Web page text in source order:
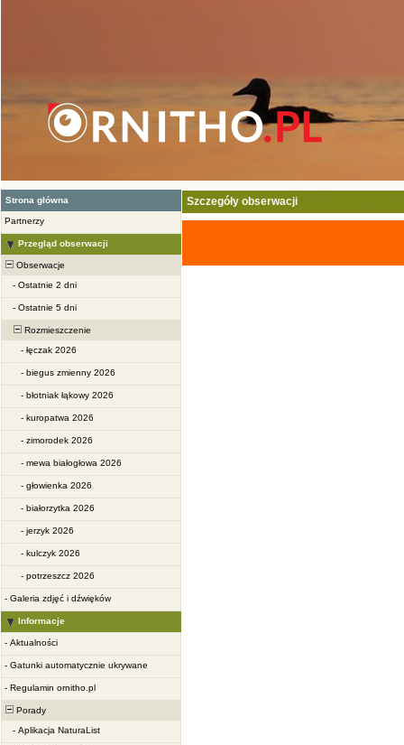
Strona główna
Partnerzy
Przegląd obserwacji
Obserwacje
- Ostatnie 2 dni
- Ostatnie 5 dni
Rozmieszczenie
- łęczak 2026
- biegus zmienny 2026
- błotniak łąkowy 2026
- kuropatwa 2026
- zimorodek 2026
- mewa białogłowa 2026
- głowienka 2026
- białorzytka 2026
- jerzyk 2026
- kulczyk 2026
- potrzeszcz 2026
- Galeria zdjęć i dźwięków
Informacje
- Aktualności
- Gatunki automatycznie ukrywane
- Regulamin ornitho.pl
Porady
- Aplikacja NaturaList
Szczegóły obserwacji